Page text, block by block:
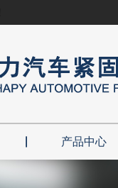
产品中心